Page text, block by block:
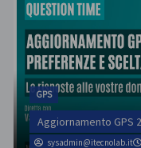
GPS
Aggiornamento GPS
sysadmin@itecnolab.it